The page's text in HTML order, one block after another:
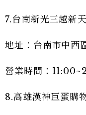
7.台南新光三越新
地址：台南市中西
營業時間：
8.高雄漢神巨蛋購